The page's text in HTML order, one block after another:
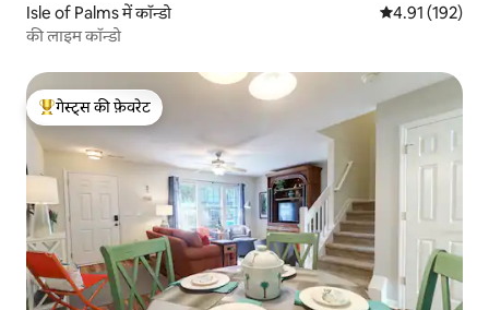
Isle of Palms में कॉन्डो औसत रेटिंग 5 में से
4.91 (192)
की लाइम कॉन्डो
गेस्ट्स का टॉप फ़ेवरेट
गेस्ट्स की फ़ेवरेट